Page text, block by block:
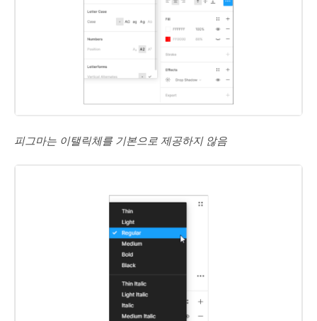
피그마는 이탤릭체를 기본으로 제공하지 않음